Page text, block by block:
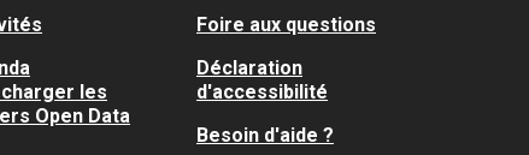
les
Open Data
Foire aux questions
Déclaration
d'accessibilité
Besoin d'aide ?